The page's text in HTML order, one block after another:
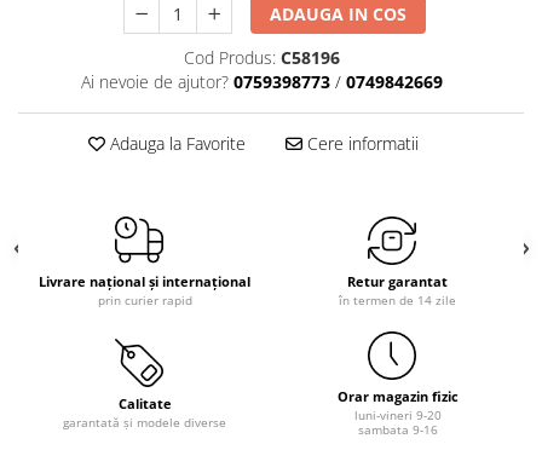
ADAUGA IN COS
Cod Produs: C58196
Ai nevoie de ajutor? 0759398773 / 0749842669
Adauga la Favorite Cere informatii
Livrare național și internațional
prin curier rapid
Retur garantat
în termen de 14 zile
Calitate
garantată și modele diverse
Orar magazin fizic
luni-vineri 9-20
sambata 9-16